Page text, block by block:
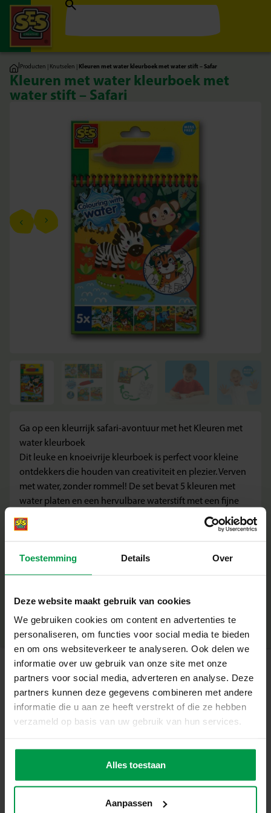
Toestemming Details Over
Deze website maakt gebruik van cookies
We gebruiken cookies om content en advertenties te
personaliseren, om functies voor social media te bieden
en om ons websiteverkeer te analyseren. Ook delen we
informatie over uw gebruik van onze site met onze
partners voor social media, adverteren en analyse. Deze
partners kunnen deze gegevens combineren met andere
informatie die u aan ze heeft verstrekt of die ze hebben
verzameld op basis van uw gebruik van hun services.
Alles toestaan
Aanpassen
|Producten | Knutselen | Kleuren met water kleurboek met water stift – Safar
Kleuren met water kleurboek met
water stift – Safari
Ga op een kleurrijk safari-avontuur met het Kleuren met
water kleurboek
Dit leuke en knoeivrije kleurboek is perfect voor kleine
ontdekkers die houden van creativiteit en plezier. Verven
met water, zonder rommel! De set bevat 5 kleuren met
water platen en een hervulbare waterstift met een fijne
punt, waardoor het gemakkelijk is voor kleine handjes
om de magie van de safari te onthullen. Vul simpelweg de
afbeeldingen van leeuwen, olifanten, zebra’s en andere
safari-dieren als bij toverslag verschijnen! Zodra de
kinderen het avontuur opnieuw beginnen.
Wat deze Set Geweldig Maakt
– Geen geknoei je hebt alleen water nodig
– Veilig en geschikt voor kinderen vanaf 3 jaar
– Stimuleert creativiteit en fijne motoriek
– De kaarten zijn herbruikbaar. Na het opdrogen kun je ze
steeds opnieuw gebruiken
– Handig boekje, makkelijk om mee te nemen met
waterstift ideaal voor onderweg
Deze knoeivrije kleuractiviteit is ideaal voor zowel plezier
thuis als onderweg. De waterstift zorgt ervoor dat er geen
maakt voor ouders. Bovendien zorgt de herbruikbare
aard van het boek voor eindeloos creatief plezier zonder
Productnummer|
00131
Deel dit product
Gerelateerde producten
(6x45ml)
leeftijd